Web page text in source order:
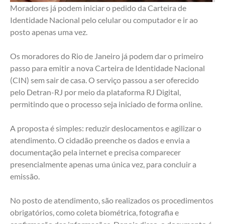
Moradores já podem iniciar o pedido da Carteira de
Identidade Nacional pelo celular ou computador e ir ao
posto apenas uma vez.
Os moradores do Rio de Janeiro já podem dar o primeiro
passo para emitir a nova Carteira de Identidade Nacional
(CIN) sem sair de casa. O serviço passou a ser oferecido
pelo Detran-RJ por meio da plataforma RJ Digital,
permitindo que o processo seja iniciado de forma online.
A proposta é simples: reduzir deslocamentos e agilizar o
atendimento. O cidadão preenche os dados e envia a
documentação pela internet e precisa comparecer
presencialmente apenas uma única vez, para concluir a
emissão.
No posto de atendimento, são realizados os procedimentos
obrigatórios, como coleta biométrica, fotografia e